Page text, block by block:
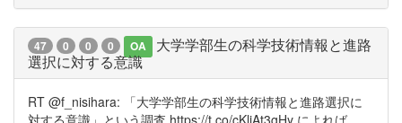
47 0 0 0 OA
大学学部生の科学技術情報と進路
選択に対する意識
RT @f_nisihara: 「大学学部生の科学技術情報と進路選択に
対する意識」という調査 https://t.co/cKliAt3gHy によれば、